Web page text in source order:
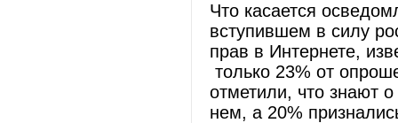
Что касается
вступившем в силу
прав в Интернете,
только 23% от
отметили, что знают
нем, а 20%